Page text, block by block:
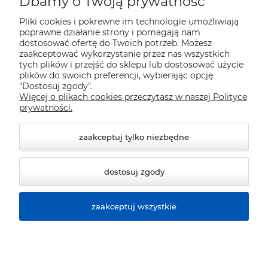
Płatności i dostawa
Pomoc
Informacje
© 2026 sklep.polver.eu. Wszelkie prawa zastrzeżone.
Pliki cookies i pokrewne im technologie umożliwiają
poprawne działanie strony i pomagają nam
dostosować ofertę do Twoich potrzeb. Możesz
zaakceptować wykorzystanie przez nas wszystkich
tych plików i przejść do sklepu lub dostosować użycie
plików do swoich preferencji, wybierając opcję
"Dostosuj zgody".
Więcej o plikach cookies przeczytasz w naszej Polityce
prywatności.
zaakceptuj tylko niezbędne
dostosuj zgody
zaakceptuj wszystkie